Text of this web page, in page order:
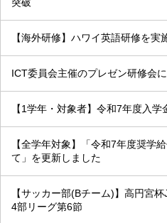
【海外研修】ハワイ英語研修を実
ICT委員会主催のプレゼン研修会
【1学年・対象者】令和7年度入
【全学年対象】「令和7年度奨学
て」を更新しました
【サッカー部(Bチーム)】高円宮
4部リーグ第6節